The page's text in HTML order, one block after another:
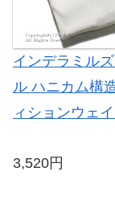
インデラミル
ル ハニカム構
ィションウェ
3,520円